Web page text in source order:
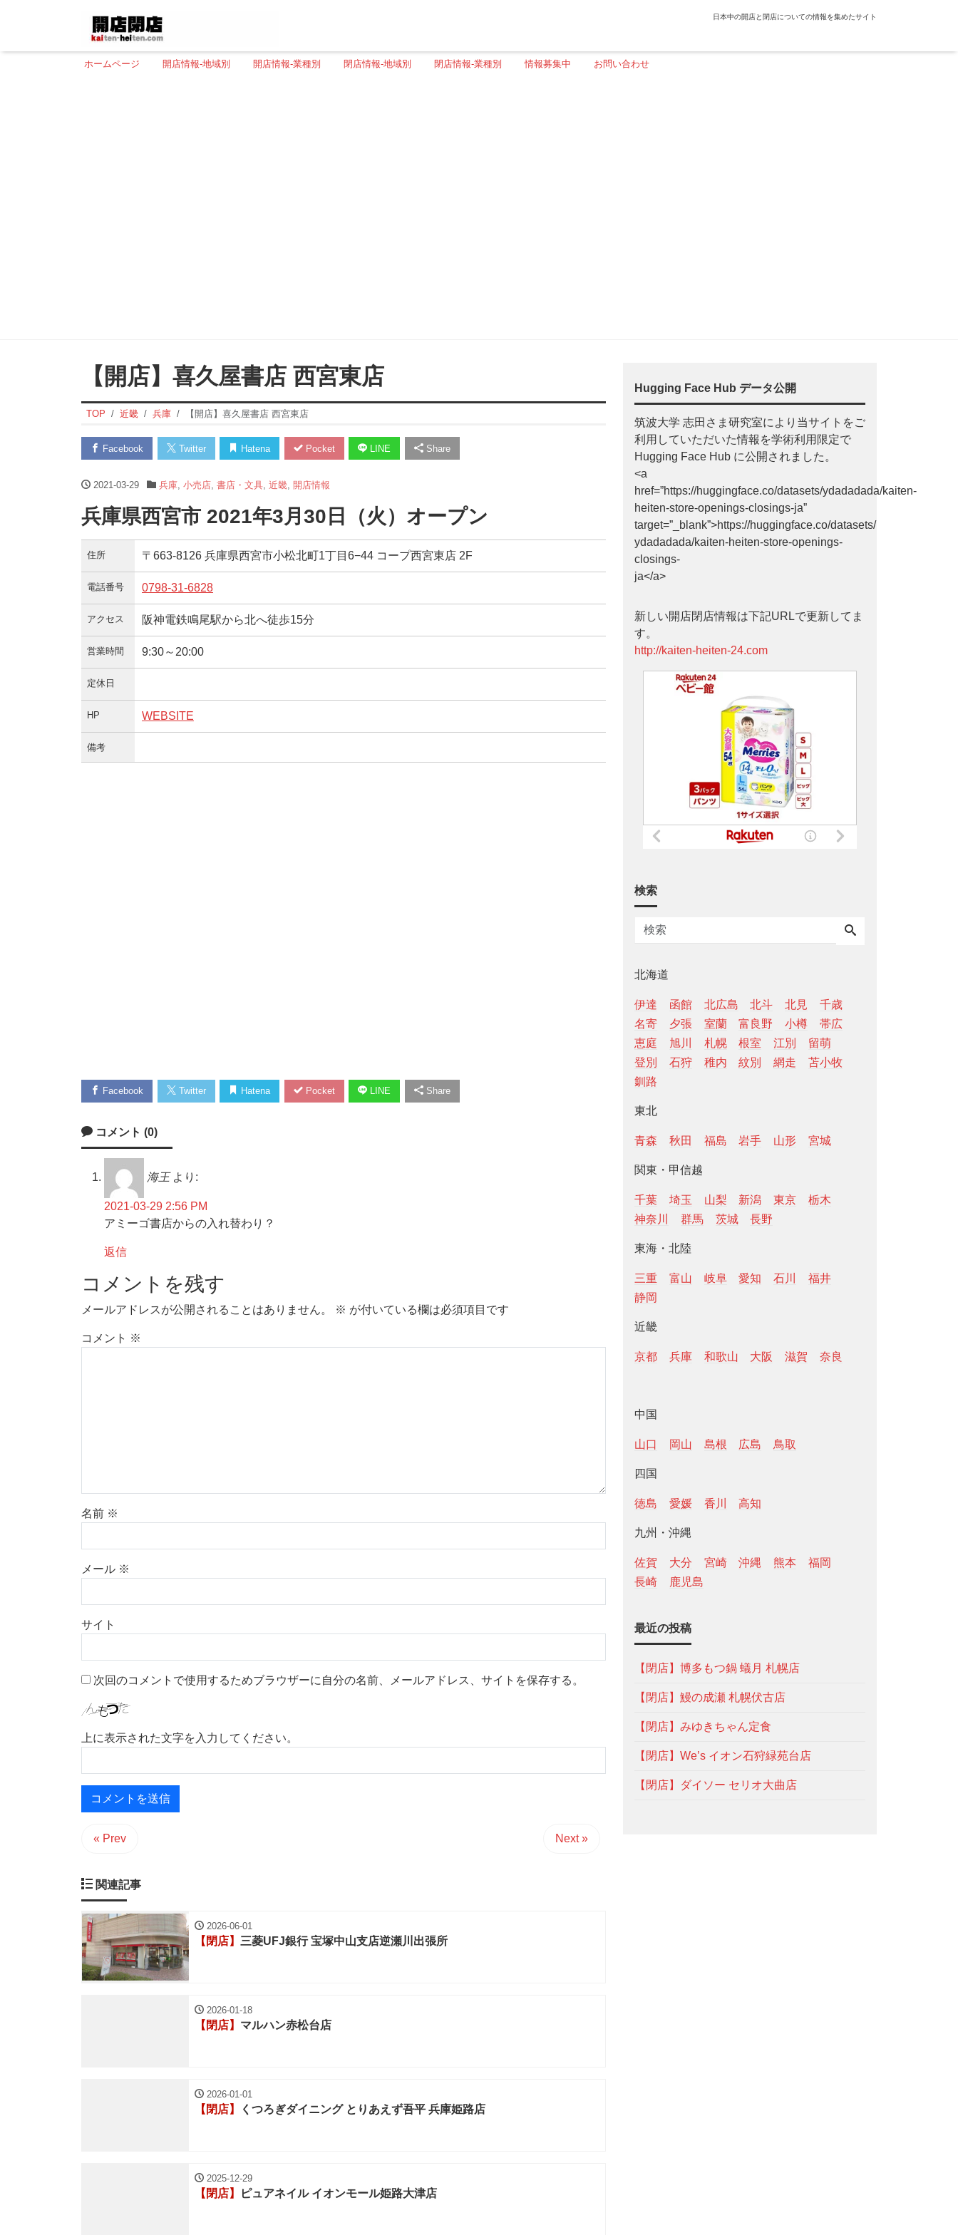
日本中の開店と閉店についての情報を集めたサイト
ホームページ 開店情報-地域別 開店情報-業種別 閉店情報-地域別 閉店情報-業種別 情報募集中 お問い合わせ
【開店】喜久屋書店 西宮東店
TOP 近畿 兵庫 【開店】喜久屋書店 西宮東店
Facebook Twitter Hatena Pocket LINE Share
2021-03-29 兵庫, 小売店, 書店・文具, 近畿, 開店情報
兵庫県西宮市 2021年3月30日（火）オープン
住所 〒663-8126 兵庫県西宮市小松北町1丁目6−44 コープ西宮東店 2F
電話番号 0798-31-6828
アクセス 阪神電鉄鳴尾駅から北へ徒歩15分
営業時間 9:30～20:00
定休日
HP WEBSITE
備考
Facebook Twitter Hatena Pocket LINE Share
コメント (0)
海王 より:
2021-03-29 2:56 PM
アミーゴ書店からの入れ替わり？
返信
コメントを残す
メールアドレスが公開されることはありません。 ※ が付いている欄は必須項目です
コメント ※
名前 ※
メール ※
サイト
次回のコメントで使用するためブラウザーに自分の名前、メールアドレス、サイトを保存する。
上に表示された文字を入力してください。
« Prev Next »
関連記事
2026-06-01
【閉店】 三菱UFJ銀行 宝塚中山支店逆瀬川出張所
2026-01-18
【閉店】 マルハン赤松台店
2026-01-01
【閉店】 くつろぎダイニング とりあえず吾平 兵庫姫路店
2025-12-29
【閉店】 ピュアネイル イオンモール姫路大津店
Hugging Face Hub データ公開
筑波大学 志田さま研究室により当サイトをご
利用していただいた情報を学術利用限定で
Hugging Face Hub に公開されました。
<a
href=”https://huggingface.co/datasets/ydadadada/kaiten-
heiten-store-openings-closings-ja”
target=”_blank”>https://huggingface.co/datasets/
ydadadada/kaiten-heiten-store-openings-
closings-
ja</a>
新しい開店閉店情報は下記URLで更新してま
す。
http://kaiten-heiten-24.com
検索
北海道
伊達 函館 北広島 北斗 北見
千歳
名寄
夕張 室蘭 富良野 小樽
帯広
恵庭
旭川 札幌 根室 江別
留萌
登別
石狩 稚内 紋別 網走
苫小牧
釧路
東北
青森 秋田 福島 岩手 山形 宮城
関東・甲信越
千葉 埼玉 山梨 新潟 東京
栃木
神奈川
群馬 茨城 長野
東海・北陸
三重 富山 岐阜 愛知 石川
福井
静岡
近畿
京都 兵庫 和歌山 大阪 滋賀 奈良
中国
山口 岡山 島根 広島 鳥取
四国
徳島 愛媛 香川 高知
九州・沖縄
佐賀 大分 宮崎 沖縄 熊本
福岡
長崎
鹿児島
最近の投稿
【閉店】博多もつ鍋 蟻月 札幌店
【閉店】鰻の成瀬 札幌伏古店
【閉店】みゆきちゃん定食
【閉店】We’s イオン石狩緑苑台店
【閉店】ダイソー セリオ大曲店